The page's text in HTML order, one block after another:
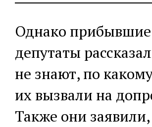
Однако прибывшие
депутаты
не знают, по
их вызвали на
Также они